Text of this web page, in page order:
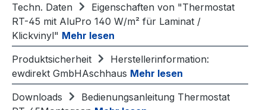
Techn. Daten
Eigenschaften von "Thermostat
RT-45 mit AluPro 140 W/m² für Laminat /
Klickvinyl" Mehr lesen
Produktsicherheit
Herstellerinformation:
ewdirekt GmbHAschhaus Mehr lesen
Downloads
Bedienungsanleitung Thermostat